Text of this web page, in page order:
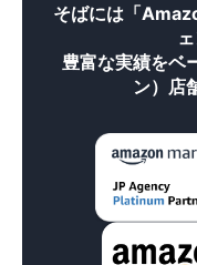
そばには「
豊富な実績をベ
ン）店